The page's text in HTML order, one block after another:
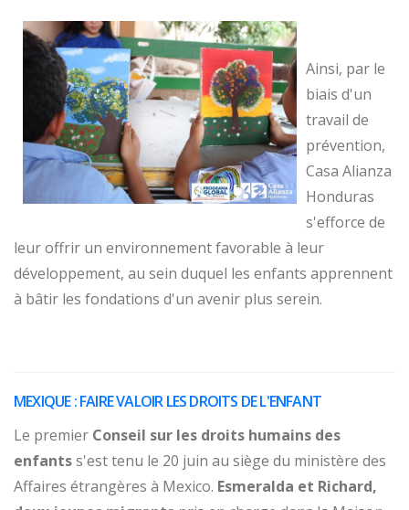
Ainsi, par le
biais d'un
travail de
prévention,
Casa Alianza
Honduras
s'efforce de
leur offrir un environnement favorable à leur
développement, au sein duquel les enfants apprennent
à bâtir les fondations d'un avenir plus serein.
MEXIQUE : FAIRE VALOIR LES DROITS DE L'ENFANT
Le premier Conseil sur les droits humains des
enfantss'est tenu le 20 juin au siège du ministère des
Affaires étrangères à Mexico. Esmeralda et Richard,